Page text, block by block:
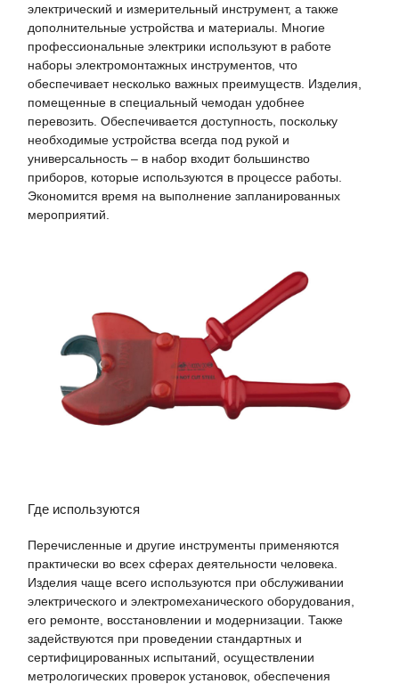
электрический и измерительный инструмент, а также
дополнительные устройства и материалы. Многие
профессиональные электрики используют в работе
наборы электромонтажных инструментов, что
обеспечивает несколько важных преимуществ. Изделия,
помещенные в специальный чемодан удобнее
перевозить. Обеспечивается доступность, поскольку
необходимые устройства всегда под рукой и
универсальность – в набор входит большинство
приборов, которые используются в процессе работы.
Экономится время на выполнение запланированных
мероприятий.
Где используются
Перечисленные и другие инструменты применяются
практически во всех сферах деятельности человека.
Изделия чаще всего используются при обслуживании
электрического и электромеханического оборудования,
его ремонте, восстановлении и модернизации. Также
задействуются при проведении стандартных и
сертифицированных испытаний, осуществлении
метрологических проверок установок, обеспечения